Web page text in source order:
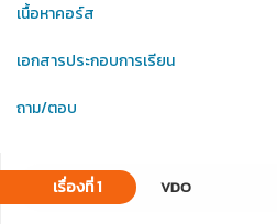
เนื้อหาคอร์ส
เอกสารประกอบการเรียน
ถาม/ตอบ
เรื่องที่ 1 VDO